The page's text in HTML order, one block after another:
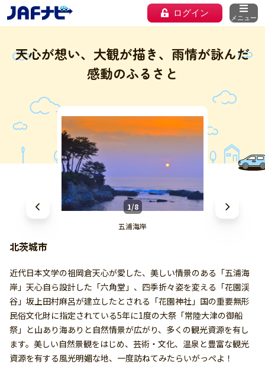
ログイン メニュー
天心が想い、大観が描き、雨情が詠んだ
感動のふるさと
1/8
五浦海岸
北茨城市
近代日本文学の祖岡倉天心が愛した、美しい情景のある「五浦海
岸」天心自ら設計した「六角堂」、四季折々姿を変える「花園渓
谷」坂上田村麻呂が建立したとされる「花園神社」国の重要無形
民俗文化財に指定されている5年に1度の大祭「常陸大津の御船
祭」と山あり海ありと自然情景が広がり、多くの観光資源を有し
ます。美しい自然景観をはじめ、芸術・文化、温泉と豊富な観光
資源を有する風光明媚な地、一度訪ねてみたらいがっぺよ！